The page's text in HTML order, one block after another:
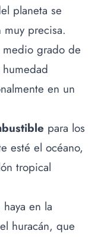
planeta se
precisa.
medio grado de
en un
para los
esté el océano,
tropical
en la
huracán, que